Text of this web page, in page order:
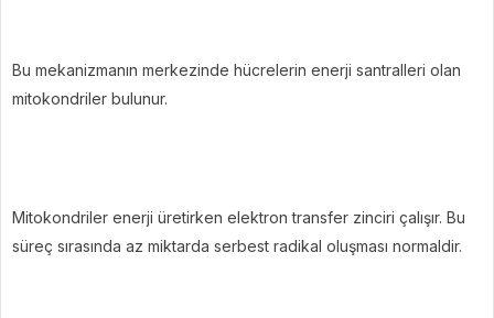
Bu mekanizmanın merkezinde hücrelerin enerji santralleri olan
mitokondriler bulunur.
Mitokondriler enerji üretirken elektron transfer zinciri çalışır. Bu
süreç sırasında az miktarda serbest radikal oluşması normaldir.